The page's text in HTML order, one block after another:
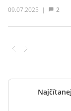
09.07.2025 | 2